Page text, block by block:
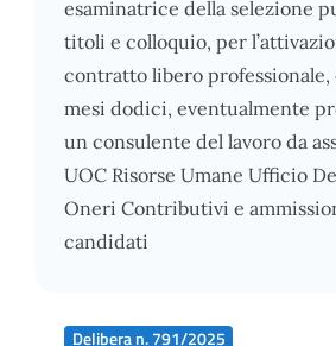
esaminatrice della selezione
titoli e colloquio, per
contratto libero professionale,
mesi dodici, eventualmente
un consulente del lavoro da
UOC Risorse Umane Ufficio
Oneri Contributivi e
candidati
Delibera n. 791/2025